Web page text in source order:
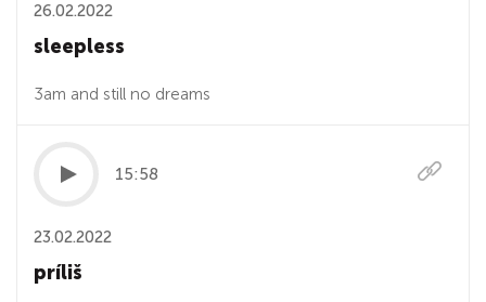
26.02.2022
sleepless
3am and still no dreams
15:58
23.02.2022
príliš